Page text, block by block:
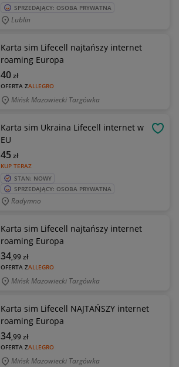
SPRZEDAJĄCY: OSOBA PRYWATNA
Lublin
Karta sim Lifecell najtańszy internet
roaming Europa
OFERTA ZALLEGRO
40zł
Mińsk Mazowiecki Targówka
Karta sim Ukraina Lifecell internet w
EU
KUP TERAZ
45zł
STAN: NOWY
SPRZEDAJĄCY: OSOBA PRYWATNA
Radymno
Karta sim Lifecell najtańszy internet
roaming Europa
OFERTA ZALLEGRO
34,99zł
Mińsk Mazowiecki Targówka
Karta sim Lifecell NAJTAŃSZY internet
roaming Europa
OFERTA ZALLEGRO
34,99zł
Mińsk Mazowiecki Targówka